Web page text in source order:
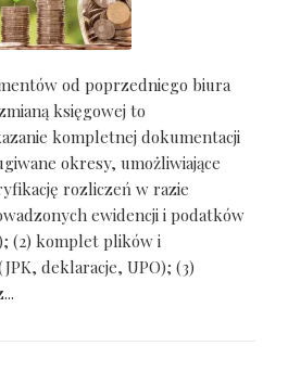
od poprzedniego biura
księgowej to
kompletnej dokumentacji
okresy, umożliwiające
rozliczeń w razie
ewidencji i podatków
(2) komplet plików i
deklaracje, UPO); (3)